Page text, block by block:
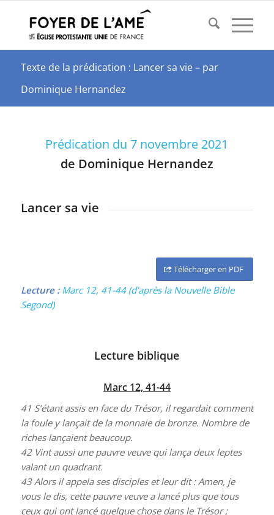
Texte de la prédication : Lancer sa vie – par
Dominique Hernandez
Prédication du 7 novembre 2021
de Dominique Hernandez
Lancer sa vie
Télécharger en PDF
Lecture : Marc 12, 41-44(d’après la Nouvelle Bible
Segond)
Lecture biblique
Marc 12, 41-44
41 S’étant assis en face du Trésor, il regardait comment
la foule y lançait de la monnaie de bronze. Nombre de
riches lançaient beaucoup.
42 Vint aussi une pauvre veuve qui lança deux leptes
valant un quadrant.
43Alors il appela ses disciples et leur dit : Amen, je
vous le dis, cette pauvre veuve a lancé plus que tous
ceux qui ont lancé quelque chose dans le Trésor ;